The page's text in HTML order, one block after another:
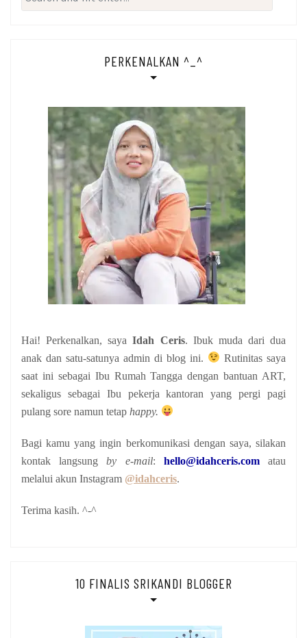
for:
PERKENALKAN ^_^
Hai! Perkenalkan, sayaIdah Ceris. Ibuk muda dari dua
anak dan satu-satunya admin di blog ini.
Rutinitas saya
saat ini sebagai Ibu Rumah Tangga dengan bantuan ART,
sekaligus sebagai Ibu pekerja kantoran yang pergi pagi
pulang sore namun tetap happy.
Bagi kamu yang ingin berkomunikasi dengan saya, silakan
kontak langsungby e-mail: hello@idahceris.com
atau
melalui akun Instagram @idahceris.
Terima kasih. ^-^
10 FINALIS SRIKANDI BLOGGER